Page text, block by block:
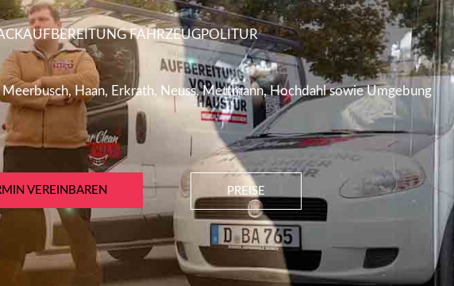
FAHRZEUG­POLITUR
Haan, Erkrath, Neuss, Mettmann, Hochdahl sowie Umgebung
VEREINBAREN PREISE